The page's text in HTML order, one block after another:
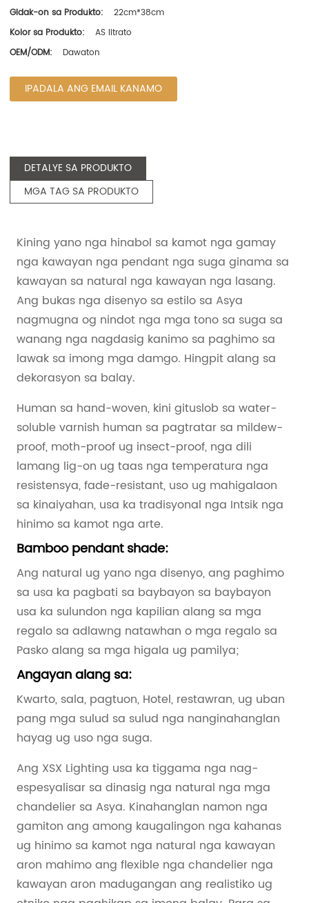
Gidak-on sa Produkto:
22cm*38cm
Kolor sa Produkto:
AS litrato
OEM/ODM:
Dawaton
IPADALA ANG EMAIL KANAMO
DETALYE SA PRODUKTO
MGA TAG SA PRODUKTO
Kining yano nga hinabol sa kamot nga gamay
nga kawayan nga pendant nga suga ginama sa
kawayan sa natural nga kawayan nga lasang.
Ang bukas nga disenyo sa estilo sa Asya
nagmugna og nindot nga mga tono sa suga sa
wanang nga nagdasig kanimo sa paghimo sa
lawak sa imong mga damgo. Hingpit alang sa
dekorasyon sa balay.
Human sa hand-woven, kini gituslob sa water-
soluble varnish human sa pagtratar sa mildew-
proof, moth-proof ug insect-proof, nga dili
lamang lig-on ug taas nga temperatura nga
resistensya, fade-resistant, uso ug mahigalaon
sa kinaiyahan, usa ka tradisyonal nga Intsik nga
hinimo sa kamot nga arte.
Bamboo pendant shade:
Ang natural ug yano nga disenyo, ang paghimo
sa usa ka pagbati sa baybayon sa baybayon
usa ka sulundon nga kapilian alang sa mga
regalo sa adlawng natawhan o mga regalo sa
Pasko alang sa mga higala ug pamilya;
Angayan alang sa:
Kwarto, sala, pagtuon, Hotel, restawran, ug uban
pang mga sulud sa sulud nga nanginahanglan
hayag ug uso nga suga.
Ang XSX Lighting usa ka tiggama nga nag-
espesyalisar sa dinasig nga natural nga mga
chandelier sa Asya. Kinahanglan namon nga
gamiton ang among kaugalingon nga kahanas
ug hinimo sa kamot nga natural nga kawayan
aron mahimo ang flexible nga chandelier nga
kawayan aron madugangan ang realistiko ug